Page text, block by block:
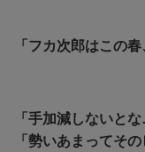
「フカ次郎はこの
「手加減しないとな
「勢いあまってそ